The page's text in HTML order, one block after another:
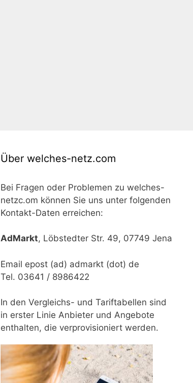
Über welches-netz.com
Bei Fragen oder Problemen zu welches-
netzc.om können Sie uns unter folgenden
Kontakt-Daten erreichen:
AdMarkt, Löbstedter Str. 49, 07749 Jena
Email epost (ad) admarkt (dot) de
Tel. 03641 / 8986422
In den Vergleichs- und Tariftabellen sind
in erster Linie Anbieter und Angebote
enthalten, die verprovisioniert werden.